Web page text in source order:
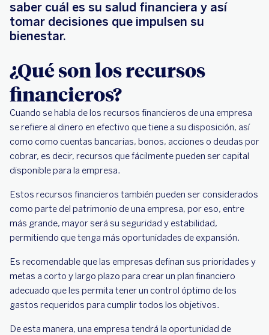
saber cuál es su salud financiera y así
tomar decisiones que impulsen su
bienestar.
¿Qué son los recursos
financieros?
Cuando se habla de los recursos financieros de una empresa
se refiere al dinero en efectivo que tiene a su disposición, así
como como cuentas bancarias, bonos, acciones o deudas por
cobrar, es decir, recursos que fácilmente pueden ser capital
disponible para la empresa.
Estos recursos financieros también pueden ser considerados
como parte del patrimonio de una empresa, por eso, entre
más grande, mayor será su seguridad y estabilidad,
permitiendo que tenga más oportunidades de expansión.
Es recomendable que las empresas definan sus prioridades y
metas a corto y largo plazo para crear un plan financiero
adecuado que les permita tener un control óptimo de los
gastos requeridos para cumplir todos los objetivos.
De esta manera, una empresa tendrá la oportunidad de